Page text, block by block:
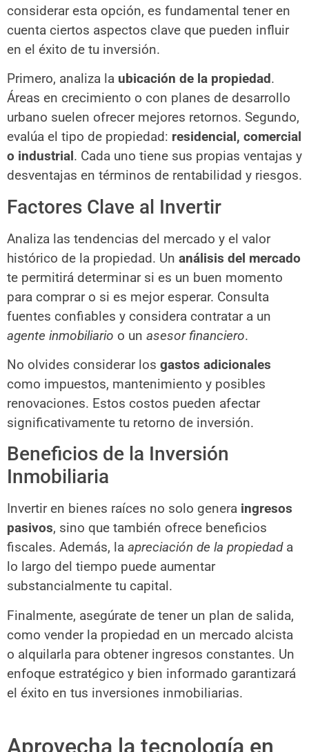
considerar esta opción, es fundamental tener en
cuenta ciertos aspectos clave que pueden influir
en el éxito de tu inversión.
Primero, analiza la ubicación de la propiedad.
Áreas en crecimiento o con planes de desarrollo
urbano suelen ofrecer mejores retornos. Segundo,
evalúa el tipo de propiedad: residencial, comercial
o industrial. Cada uno tiene sus propias ventajas y
desventajas en términos de rentabilidad y riesgos.
Factores Clave al Invertir
Analiza las tendencias del mercado y el valor
histórico de la propiedad. Un análisis del mercado
te permitirá determinar si es un buen momento
para comprar o si es mejor esperar. Consulta
fuentes confiables y considera contratar a un
agente inmobiliario o un asesor financiero.
No olvides considerar los gastos adicionales
como impuestos, mantenimiento y posibles
renovaciones. Estos costos pueden afectar
significativamente tu retorno de inversión.
Beneficios de la Inversión
Inmobiliaria
Invertir en bienes raíces no solo genera ingresos
pasivos, sino que también ofrece beneficios
fiscales. Además, la apreciación de la propiedada
lo largo del tiempo puede aumentar
substancialmente tu capital.
Finalmente, asegúrate de tener un plan de salida,
como vender la propiedad en un mercado alcista
o alquilarla para obtener ingresos constantes. Un
enfoque estratégico y bien informado garantizará
el éxito en tus inversiones inmobiliarias.
Aprovecha la tecnología en